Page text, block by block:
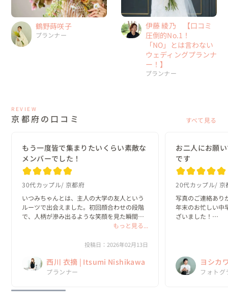
鶴野蒔咲子
プランナー
伊藤 綾乃 【口コミ
圧倒的No.1！
「NO」とは言わない
ウェディングプランナ
ー！】
プランナー
REVIEW
京都府の口コミ すべて見る
もう一度皆で集まりたいくらい素敵な
メンバーでした！
30代カップル 京都府
いつみちゃんとは、主人の大学の友人という
ルーツで出会えました。初回顔合わせの段階
で、人柄が滲み出るような笑顔を見た瞬間
「あ、この人にお願いしよう。」と即決でき
感覚で、自分の...
もっと見る...
投稿日：2026年02月13日
西川 衣摘 | Itsumi Nishikawa
プランナー
お二人にお願
です
20代カップル 京
写真のご連絡あり
年末のお忙しい中
ざいました！
ヨシカ
フォトグ